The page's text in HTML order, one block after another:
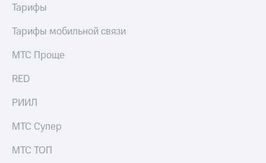
Тарифы
Тарифы мобильной связи
МТС Проще
RED
РИИЛ
МТС Супер
МТС ТОП